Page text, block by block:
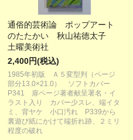
通俗的芸術論 ポップアート
のたたかい 秋山祐徳太子
土曜美術社
2,400円(税込)
1985年初版 Ａ５変型判（ページ
部分13.0×21.0） ソフトカバー
P341 扉ページ著者献呈署名・イ
ラスト入り カバー少スレ、端イタ
ミ、背ヤケ 小口汚れ P339から
裏遊び紙にかけて端折れ跡、２ミリ
程度の破れ